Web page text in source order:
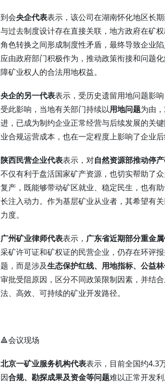
到会央企代表表示，该公司在湖南怀化地区长
与过去制度设计存在直接关联，地方政府在矿
角色转换之间形成制度性矛盾，最终导致企业
应由政府部门积极作为，推动政策衔接和问题
障矿业权人的合法用地权益。
央企的另一代表表示，受历史遗留用地问题影
受此影响，当地有关部门持续以用地问题为由
进，已成为制约企业正常经营与后续发展的关
业合规运营成本，也在一定程度上影响了企业
陕西民营企业代表表示，对自然资源部推动停
不仅有利于盘活国家矿产资源，也切实帮助了
复产，既能够带动矿区就业、稳定民生，也有
长注入动力。作为基层矿业从业者，其希望有
力度。
广州矿业律师代表表示， 广东省近期部分重金
采矿许可证和矿权证的民营企业，仍存在环评
题，而是涉及生态保护红线、用地指标、公益
审批受阻原因，区分不同政策限制因素，并结
法、高效、可持续的矿业开发路径。
🔺会议现场
北京一矿业服务机构代表表示，目前全国约4.3
因合规、勘探成果及资金等问题难以正常开发